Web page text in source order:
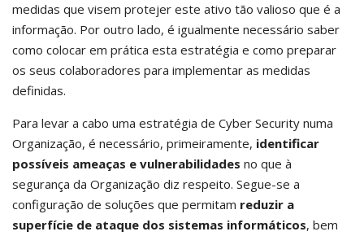
medidas que visem protejer este ativo tão valioso que é a
informação. Por outro lado, é igualmente necessário saber
como colocar em prática esta estratégia e como preparar
os seus colaboradores para implementar as medidas
definidas.
Para levar a cabo uma estratégia de Cyber Security numa
Organização, é necessário, primeiramente, identificar
possíveis ameaças e vulnerabilidades no que à
segurança da Organização diz respeito. Segue-se a
configuração de soluções que permitam reduzir a
superfície de ataque dos sistemas informáticos, bem